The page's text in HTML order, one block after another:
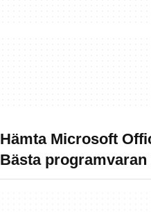
Hämta Microsoft
Bästa